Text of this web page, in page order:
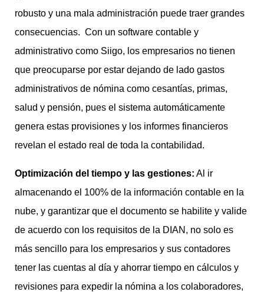
robusto y una mala administración puede traer grandes
consecuencias. Con un software contable y
administrativo como Siigo, los empresarios no tienen
que preocuparse por estar dejando de lado gastos
administrativos de nómina como cesantías, primas,
salud y pensión, pues el sistema automáticamente
genera estas provisiones y los informes financieros
revelan el estado real de toda la contabilidad.
Optimización del tiempo y las gestiones: Al ir
almacenando el 100% de la información contable en la
nube, y garantizar que el documento se habilite y valide
de acuerdo con los requisitos de la DIAN, no solo es
más sencillo para los empresarios y sus contadores
tener las cuentas al día y ahorrar tiempo en cálculos y
revisiones para expedir la nómina a los colaboradores,